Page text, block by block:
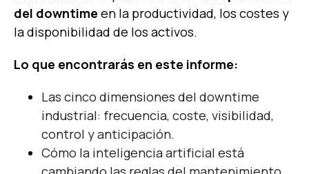
del downtime en la productividad, los costes y
la disponibilidad de los activos.
Lo que encontrarás en este informe:
Las cinco dimensiones del downtime
industrial: frecuencia, coste, visibilidad,
control y anticipación.
Cómo la inteligencia artificial está